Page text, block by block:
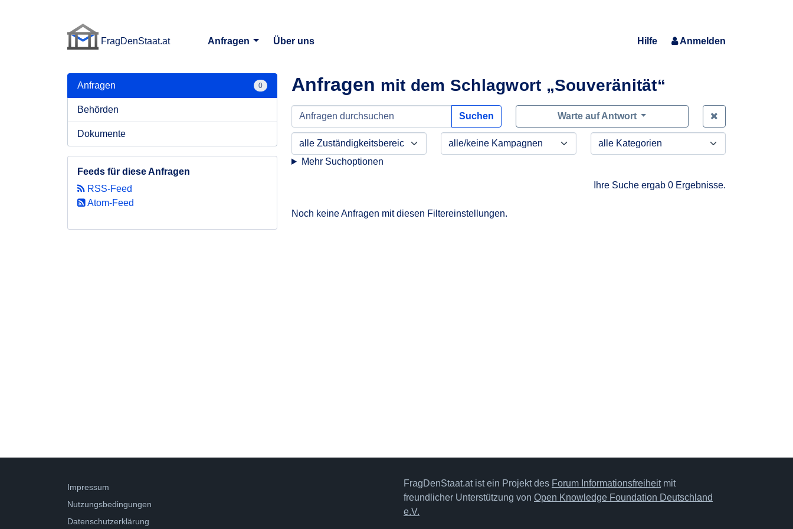
FragDenStaat.at
Anfragen
Über uns Hilfe Anmelden
Anfragen mit dem Schlagwort „Souveränität“
Suchen Warte auf Antwort
Mehr Suchoptionen
Ihre Suche ergab 0 Ergebnisse.
Noch keine Anfragen mit diesen Filtereinstellungen.
Anfragen 0
Behörden
Dokumente
Feeds für diese Anfragen
RSS-Feed
Atom-Feed
Impressum
Nutzungsbedingungen
Datenschutzerklärung
FragDenStaat.at ist ein Projekt des Forum Informationsfreiheitmit
freundlicher Unterstützung von Open Knowledge Foundation Deutschland
e.V.